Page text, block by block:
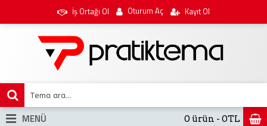
İş Ortağı Ol Oturum Aç Kayıt Ol
0 ürün - 0TL
MENÜ